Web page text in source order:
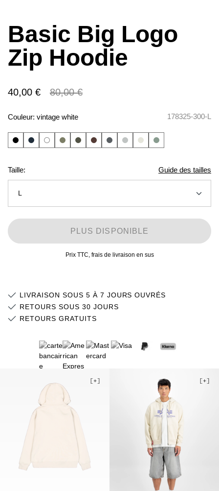
Basic Big Logo
Zip Hoodie
40,00 € 80,00 €
Couleur: vintage white 178325-300-L
Taille: Guide des tailles
L
S Stock faible
XL
Stock faible
PLUS DISPONIBLE
Prix TTC, frais de livraison en sus
LIVRAISON SOUS 5 À 7 JOURS OUVRÉS
RETOURS SOUS 30 JOURS
RETOURS GRATUITS